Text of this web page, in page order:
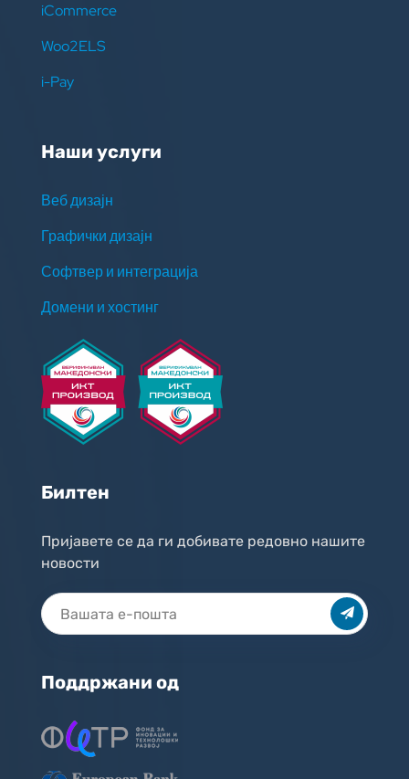
iCommerce
Woo2ELS
i-Pay
Наши услуги
Веб дизајн
Графички дизајн
Софтвер и интеграција
Домени и хостинг
Билтен
Пријавете се да ги добивате редовно нашите
новости
Поддржани од